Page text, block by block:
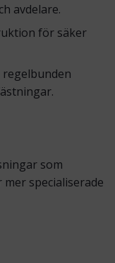
avdelare.
för säker
som
specialiserade